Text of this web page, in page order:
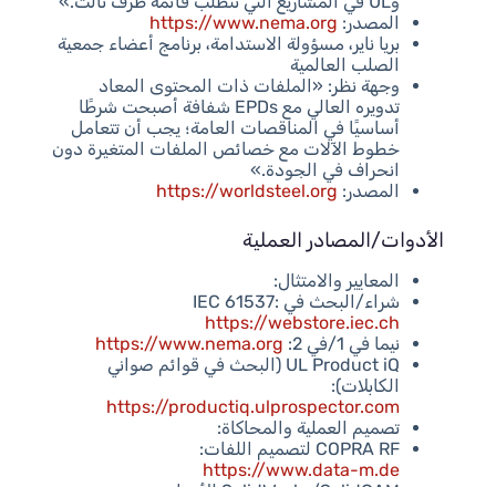
المصدر: https://www.nema.org
بريا ناير، مسؤولة الاستدامة، برنامج أعضاء جمعية
الصلب العالمية
وجهة نظر: «الملفات ذات المحتوى المعاد
تدويره العالي مع EPDs شفافة أصبحت شرطًا
أساسيًا في المناقصات العامة؛ يجب أن تتعامل
خطوط الآلات مع خصائص الملفات المتغيرة دون
انحراف في الجودة.»
المصدر: https://worldsteel.org
الأدوات/المصادر العملية
المعايير والامتثال:
شراء/البحث في IEC 61537:
https://webstore.iec.ch
نيما في 1/في 2:
https://www.nema.org
UL Product iQ (البحث في قوائم صواني
الكابلات):
https://productiq.ulprospector.com
تصميم العملية والمحاكاة:
COPRA RF لتصميم اللفات:
https://www.data-m.de